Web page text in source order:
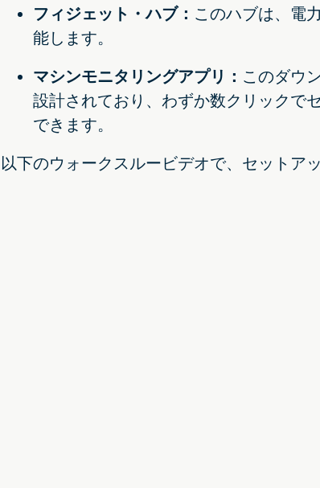
フィジェット・ハブ： このハブは、電
能します。
マシンモニタリングアプリ： このダウ
設計されており、わずか数クリックで
できます。
以下のウォークスルービデオで、セットア